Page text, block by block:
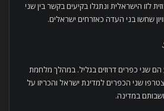
לזו הישראלית ונתגלו בקיעים בקשר בין שני
שחשו בני העדה כאזרחים ישראלים.
שני כפרים דרוזים בגליל. במהלך מלחמת
שני הכפרים למדינת ישראל והכריזו על
במדינה.